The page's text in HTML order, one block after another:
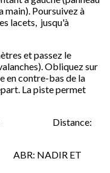
main). Poursuivez à
lacets, jusqu'à
et passez le
Obliquez sur
en contre-bas de la
La piste permet
2 Distance:
NADIR ET